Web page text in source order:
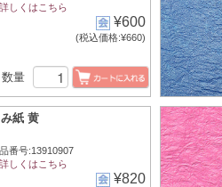
しくはこちら
¥600
(税込価格:¥660)
数量
み紙 黄
番号:13910907
しくはこちら
¥820